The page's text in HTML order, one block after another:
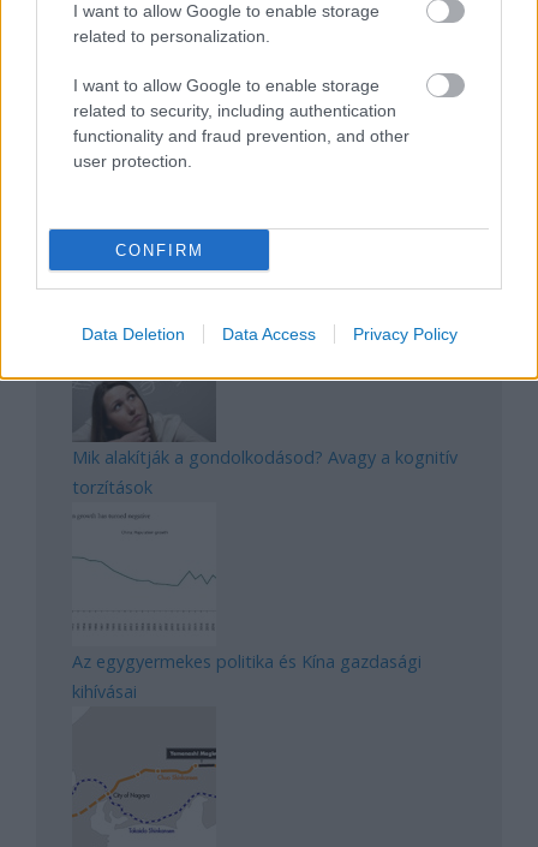
I want to allow Google to enable storage
related to personalization.
I want to allow Google to enable storage
related to security, including authentication
functionality and fraud prevention, and other
user protection.
CONFIRM
Data Deletion Data Access Privacy Policy
Manaus: a dzsungel szívének városa
Magyarország rejtett gyöngyszemei
Mik alakítják a gondolkodásod? Avagy a kognitív
torzítások
Az egygyermekes politika és Kína gazdasági
kihívásai